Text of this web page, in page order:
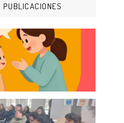
PUBLICACIONES